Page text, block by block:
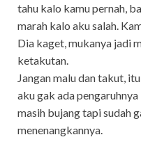
tahu kalo kamu pernah,
marah kalo aku salah.
Dia kaget, mukanya jadi
ketakutan.
Jangan malu dan takut,
aku gak ada
masih bujang tapi sudah
menenangkannya.